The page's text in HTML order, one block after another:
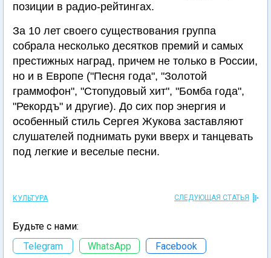
позиции в радио-рейтингах.
За 10 лет своего существования группа
собрала несколько десятков премий и самых
престижных наград, причем не только в России,
но и в Европе ("Песня года", "Золотой
граммофон", "Стопудовый хит", "Бомба года",
"Рекордъ" и другие). До сих пор энергия и
особенный стиль Сергея Жукова заставляют
слушателей поднимать руки вверх и танцевать
под легкие и веселые песни.
КУЛЬТУРА СЛЕДУЮЩАЯ СТАТЬЯ
Будьте с нами:
Telegram
WhatsApp Facebook